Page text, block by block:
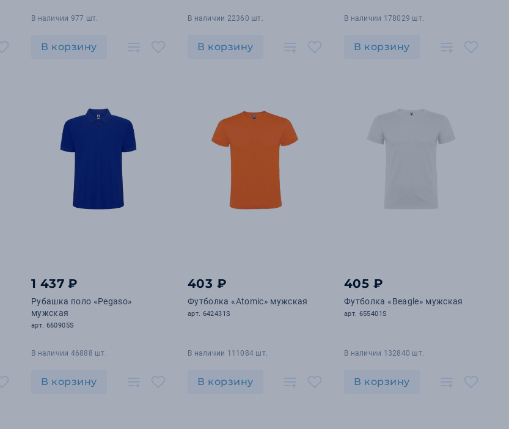
В наличии 977 шт.
В корзину
В наличии 22360 шт.
В корзину
В наличии 178029 шт.
В корзину
1 437 ₽
Рубашка поло «Pegaso»
мужская
арт. 660905S
В наличии 46888 шт.
В корзину
403 ₽
Футболка «Atomic» мужская
арт. 642431S
В наличии 111084 шт.
В корзину
405 ₽
Футболка «Beagle» мужская
арт. 655401S
В наличии 132840 шт.
В корзину